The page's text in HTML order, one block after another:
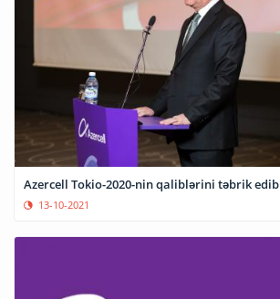
Azercell Tokio-2020-nin qaliblərini təbrik edib
13-10-2021